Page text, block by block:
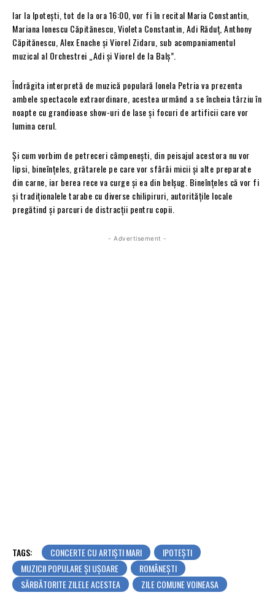
Iar la Ipotești, tot de la ora 16:00, vor fi în recital Maria Constantin,
Mariana Ionescu Căpitănescu, Violeta Constantin, Adi Răduț, Anthony
Căpitănescu, Alex Enache și Viorel Zidaru, sub acompaniamentul
muzical al Orchestrei „Adi și Viorel de la Balș”.
Îndrăgita interpretă de muzică populară Ionela Petria va prezenta
ambele spectacole extraordinare, acestea urmând a se încheia târziu în
noapte cu grandioase show-uri de lase și focuri de artificii care vor
lumina cerul.
Și cum vorbim de petreceri câmpenești, din peisajul acestora nu vor
lipsi, bineînțeles, grătarele pe care vor sfârâi micii și alte preparate
din carne, iar berea rece va curge și ea din belșug. Bineînțeles că vor fi
și tradiționalele tarabe cu diverse chilipiruri, autoritățile locale
pregătind și parcuri de distracții pentru copii.
- Advertisement -
TAGS: CONCERTE CU ARTIȘTI MARI
IPOTEȘTI
MUZICII POPULARE ȘI UȘOARE
ROMÂNEŞTI
SĂRBĂTORITE ZILELE ACESTEA
ZILE COMUNE VOINEASA